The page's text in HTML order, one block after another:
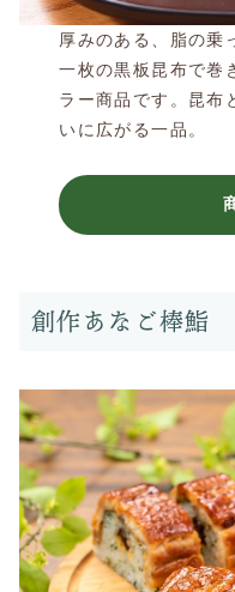
厚みのある、脂の乗
一枚の黒板昆布で巻
ラー商品です。昆布
いに広がる一品。
創作あなご棒鮨